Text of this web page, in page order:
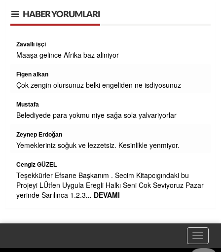
HABER YORUMLARI
Zavallı işçi
Maaşa gelince Afrika baz aliniyor
Figen alkan
Çok zengin olursunuz belki engeliden ne isdiyosunuz
Mustafa
Belediyede para yokmu niye sağa sola yalvariyorlar
Zeynep Erdoğan
Yemekleriniz soğuk ve lezzetsiz. Kesinlikle yenmiyor.
Cengiz GÜZEL
Teşekkürler Efsane Başkanım . Secim Kitapcıgındaki bu
Projeyi LÜtfen Uygula Eregli Halkı Seni Cok Seviyoruz Pazar
yerinde Sarılınca 1.2.3... DEVAMI
Toggle